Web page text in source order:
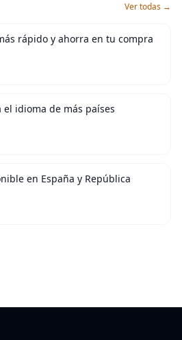
Ver todas →
rápido y ahorra en tu compra
el idioma de más países
en España y República